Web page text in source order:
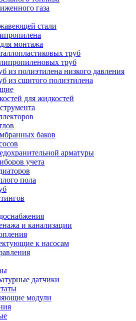
газа
стали
монтажа
труб
труб
из полиэтилена низкого давления
из сшитого полиэтилена
для жидкостей
баков
арматуры
учета
пола
и канализации
к насосам
датчики
модули